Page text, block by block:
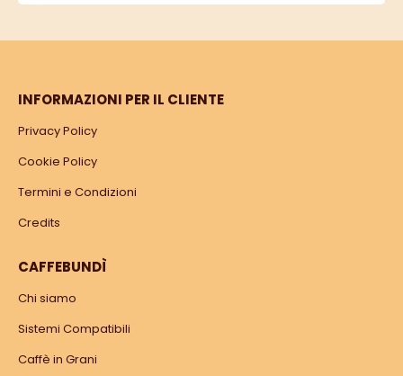
INFORMAZIONI PER IL CLIENTE
Privacy Policy
Cookie Policy
Termini e Condizioni
Credits
CAFFEBUNDÌ
Chi siamo
Sistemi Compatibili
Caffè in Grani